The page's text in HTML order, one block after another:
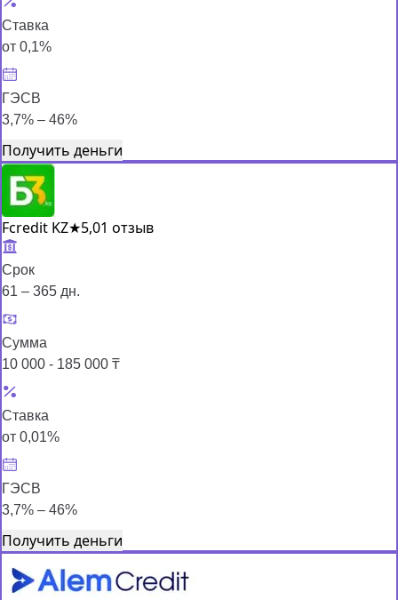
Ставка
от 0,1%
ГЭСВ
3,7% – 46%
Получить деньги
Fcredit KZ★5,01 отзыв
Срок
61 – 365 дн.
Сумма
10 000 - 185 000 ₸
Ставка
от 0,01%
ГЭСВ
3,7% – 46%
Получить деньги